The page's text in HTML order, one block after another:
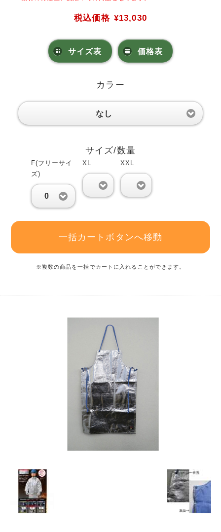
税込価格 ¥13,030
サイズ表 価格表
カラー
なし
サイズ/数量
F(フリーサイ
ズ)
0
XL XXL
一括カートボタンへ移動
※複数の商品を一括でカートに入れることができます。